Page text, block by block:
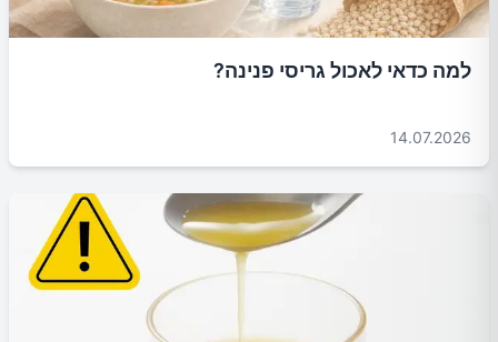
למה כדאי לאכול גריסי פנינה?
14.07.2026